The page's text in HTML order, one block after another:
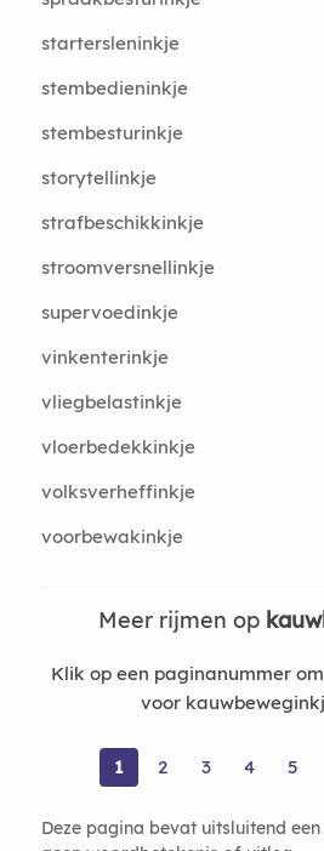
startersleninkje
stembedieninkje
stembesturinkje
storytellinkje
strafbeschikkinkje
stroomversnellinkje
supervoedinkje
vinkenterinkje
vliegbelastinkje
vloerbedekkinkje
volksverheffinkje
voorbewakinkje
Meer rijmen op
Klik op een paginanummer
voor
1 2 3 4 5
Deze pagina bevat uitsluitend